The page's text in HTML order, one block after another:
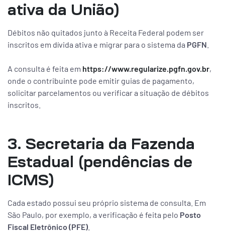
ativa da União)
Débitos não quitados junto à Receita Federal podem ser
inscritos em dívida ativa e migrar para o sistema da PGFN
A consulta é feita em https://www.regularize.pgfn.gov.br,
onde o contribuinte pode emitir guias de pagamento,
solicitar parcelamentos ou verificar a situação de débitos
inscritos.
3. Secretaria da Fazenda
Estadual (pendências de
ICMS)
Cada estado possui seu próprio sistema de consulta. Em
São Paulo, por exemplo, a verificação é feita pelo Posto
Fiscal Eletrônico (PFE)